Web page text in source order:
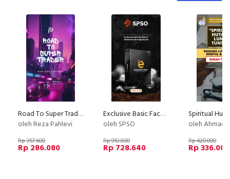
Road To Super Trader - Strategi Trading Terbukti Menghasilkan Profit
oleh Reza Pahlevi
Rp 357.600
Rp 286.080
Exclusive Basic Facebook Instagram Ads
oleh SPSO
Rp 910.800
Rp 728.640
oleh Ahmad
Rp 420.000
Rp 336.000